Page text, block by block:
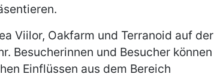
Viilor, Oakfarm und Terranoid auf der
Besucherinnen und Besucher können
Einflüssen aus dem Bereich